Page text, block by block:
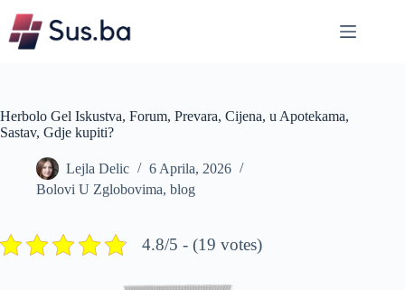
content
Herbolo Gel Iskustva, Forum, Prevara, Cijena, u Apotekama,
Sastav, Gdje kupiti?
Lejla Delic
6 Aprila, 2026
Bolovi U Zglobovima, blog
4.8/5 - (19 votes)